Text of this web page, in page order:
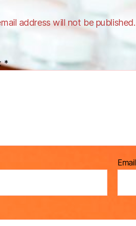
address will not be published.
*
Email